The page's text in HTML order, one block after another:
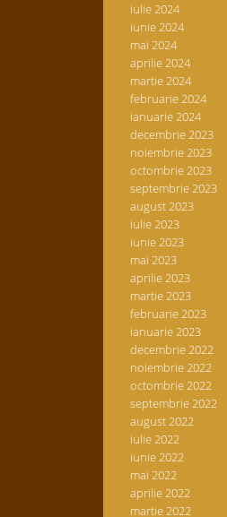
iulie 2024
iunie 2024
mai 2024
aprilie 2024
martie 2024
februarie 2024
ianuarie 2024
decembrie 2023
noiembrie 2023
octombrie 2023
septembrie 2023
august 2023
iulie 2023
iunie 2023
mai 2023
aprilie 2023
martie 2023
februarie 2023
ianuarie 2023
decembrie 2022
noiembrie 2022
octombrie 2022
septembrie 2022
august 2022
iulie 2022
iunie 2022
mai 2022
aprilie 2022
martie 2022